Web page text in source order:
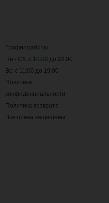
График работы:
Пн - Сб: с 10:00 до 22:00
Вс: с 11:00 до 19:00
Политика
конфиденциальности
Политика возврата
Все права защищены